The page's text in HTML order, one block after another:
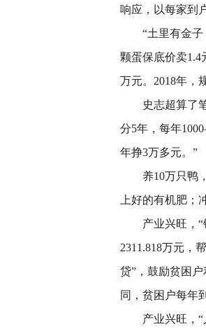
响应，以每家到
“土里有金子，
颗蛋保底价卖1.4
万元。2018年，
史志超算了笔
分5年，每年
年挣3万多元。”
养10万只鸭，
上好的有机肥；
产业兴旺，“钱
2311.818万元，
贷”，鼓励贫困
同，贫困户每年
产业兴旺，“人